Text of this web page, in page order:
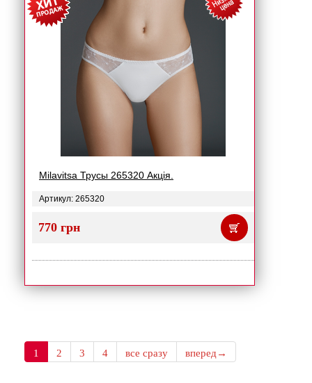
Milavitsa Трусы 265320 Акція.
Артикул: 265320
770 грн
1 2 3 4 все сразу вперед→